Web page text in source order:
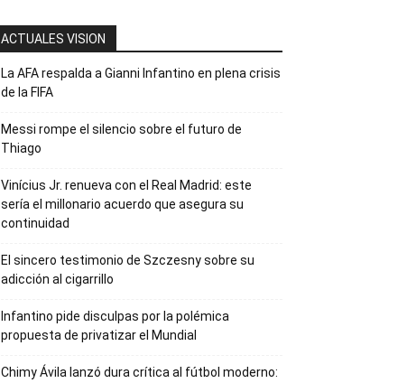
ACTUALES VISION
La AFA respalda a Gianni Infantino en plena crisis
de la FIFA
Messi rompe el silencio sobre el futuro de
Thiago
Vinícius Jr. renueva con el Real Madrid: este
sería el millonario acuerdo que asegura su
continuidad
El sincero testimonio de Szczesny sobre su
adicción al cigarrillo
Infantino pide disculpas por la polémica
propuesta de privatizar el Mundial
Chimy Ávila lanzó dura crítica al fútbol moderno: